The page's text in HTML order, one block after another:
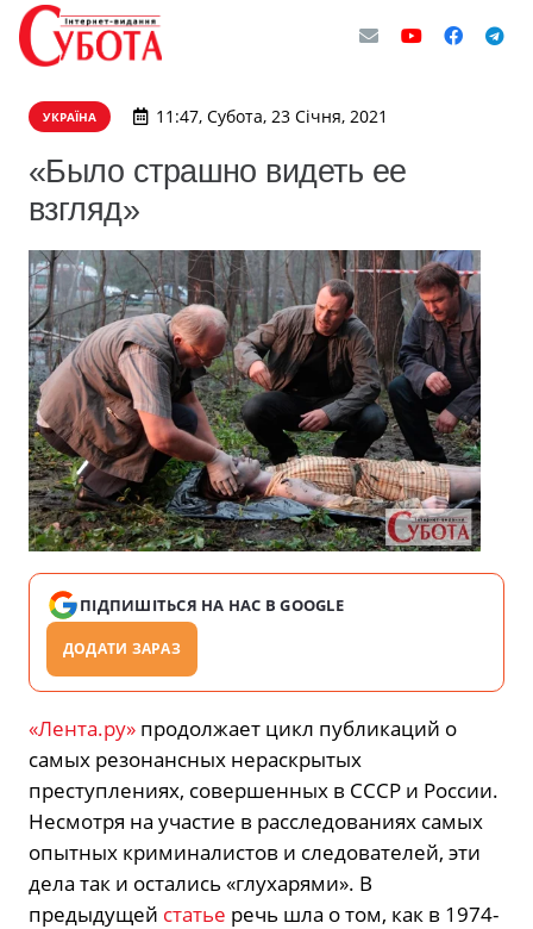
УКРАЇНА 11:47, Субота, 23 Січня, 2021
«Было страшно видеть ее
взгляд»
ПІДПИШІТЬСЯ НА НАС В GOOGLE
ДОДАТИ ЗАРАЗ
«Лента.ру» продолжает цикл публикаций о
самых резонансных нераскрытых
преступлениях, совершенных в СССР и России.
Несмотря на участие в расследованиях самых
опытных криминалистов и следователей, эти
дела так и остались «глухарями». В
предыдущей статье речь шла о том, как в 1974-